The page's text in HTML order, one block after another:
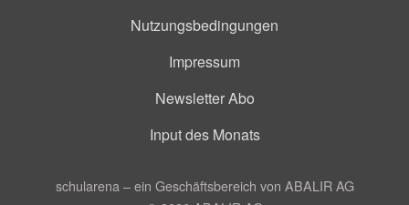
Nutzungsbedingungen
Impressum
Newsletter Abo
Input des Monats
schularena – ein Geschäftsbereich von ABALIR AG